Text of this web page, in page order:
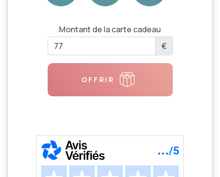
Montant de la carte cadeau
€
OFFRIR